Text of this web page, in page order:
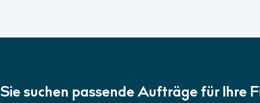
Sie suchen passende Aufträge für Ihre